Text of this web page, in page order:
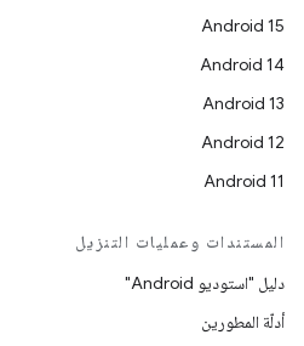
Android 15
Android 14
Android 13
Android 12
Android 11
المستندات وعمليات التنزيل
دليل "استوديو Android"
أدلّة المطورين